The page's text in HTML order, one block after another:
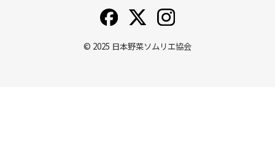
© 2025 日本野菜ソムリエ協会